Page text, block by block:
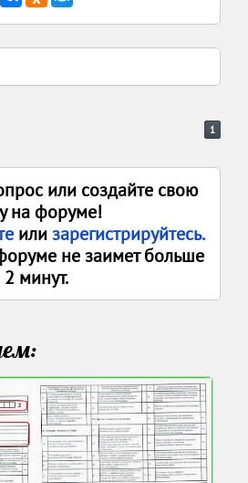
1
или создайте свою
на форуме!
илизарегистрируйтесь.
не заимет больше
2 минут.